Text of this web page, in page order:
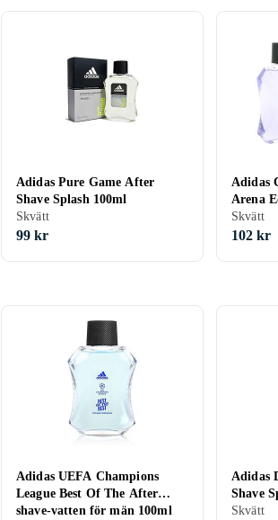
Adidas Pure Game After
Shave Splash 100ml
Skvätt
99 kr
Adidas
Arena
Lotion
Skvätt
102 kr
Adidas UEFA Champions
League Best Of The After
shave-vatten för män 100ml
Adidas
Shave
Skvätt